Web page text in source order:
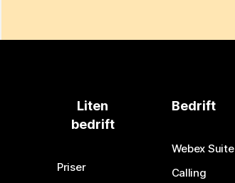
Liten
bedrift
Priser
Bedrift
Webex Suite
Calling